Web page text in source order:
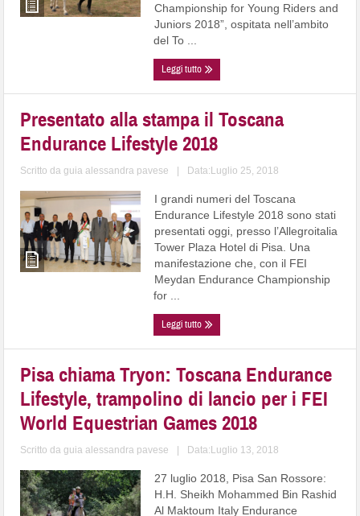
Championship for Young Riders and
Juniors 2018”, ospitata nell’ambito
del To ...
Leggi tutto
Presentato alla stampa il Toscana
Endurance Lifestyle 2018
Scritto daguia alessandra pavese Data:Luglio 25, 2018
I grandi numeri del Toscana
Endurance Lifestyle 2018 sono stati
presentati oggi, presso l’Allegroitalia
Tower Plaza Hotel di Pisa. Una
manifestazione che, con il FEI
Meydan Endurance Championship
for ...
Leggi tutto
Pisa chiama Tryon: Toscana Endurance
Lifestyle, trampolino di lancio per i FEI
World Equestrian Games 2018
Scritto daguia alessandra pavese Data:Luglio 13, 2018
27 luglio 2018, Pisa San Rossore:
H.H. Sheikh Mohammed Bin Rashid
Al Maktoum Italy Endurance